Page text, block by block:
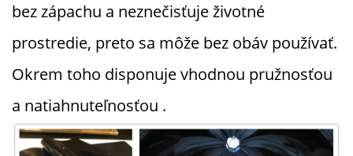
bez zápachu a neznečisťuje životné
prostredie, preto sa môže bez obáv používať.
Okrem toho disponuje vhodnou pružnosťou
a natiahnuteľnosťou .